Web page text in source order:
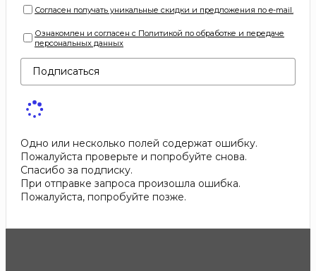
Согласен получать уникальные скидки и предложения по e-mail.
Ознакомлен и согласен с Политикой по обработке и передаче
персональных данных
Подписаться
Одно или несколько полей содержат ошибку.
Пожалуйста проверьте и попробуйте снова.
Спасибо за подписку.
При отправке запроса произошла ошибка.
Пожалуйста, попробуйте позже.